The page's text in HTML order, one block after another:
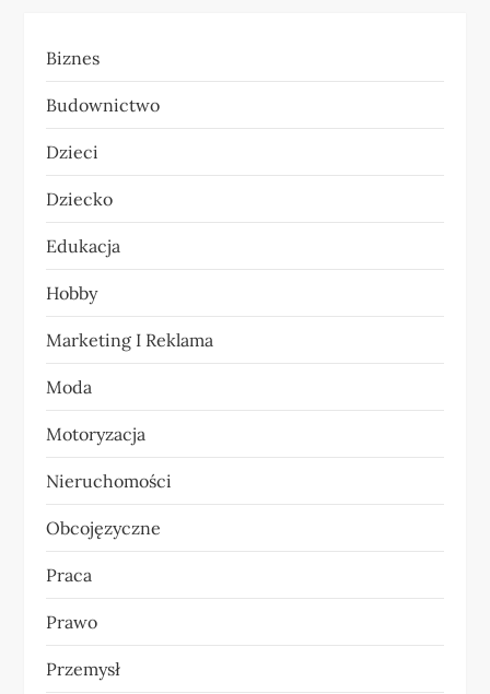
c
j
a
w
p
i
s
u
Biznes
Budownictwo
Dzieci
Dziecko
Edukacja
Hobby
Marketing I Reklama
Moda
Motoryzacja
Nieruchomości
Obcojęzyczne
Praca
Prawo
Przemysł